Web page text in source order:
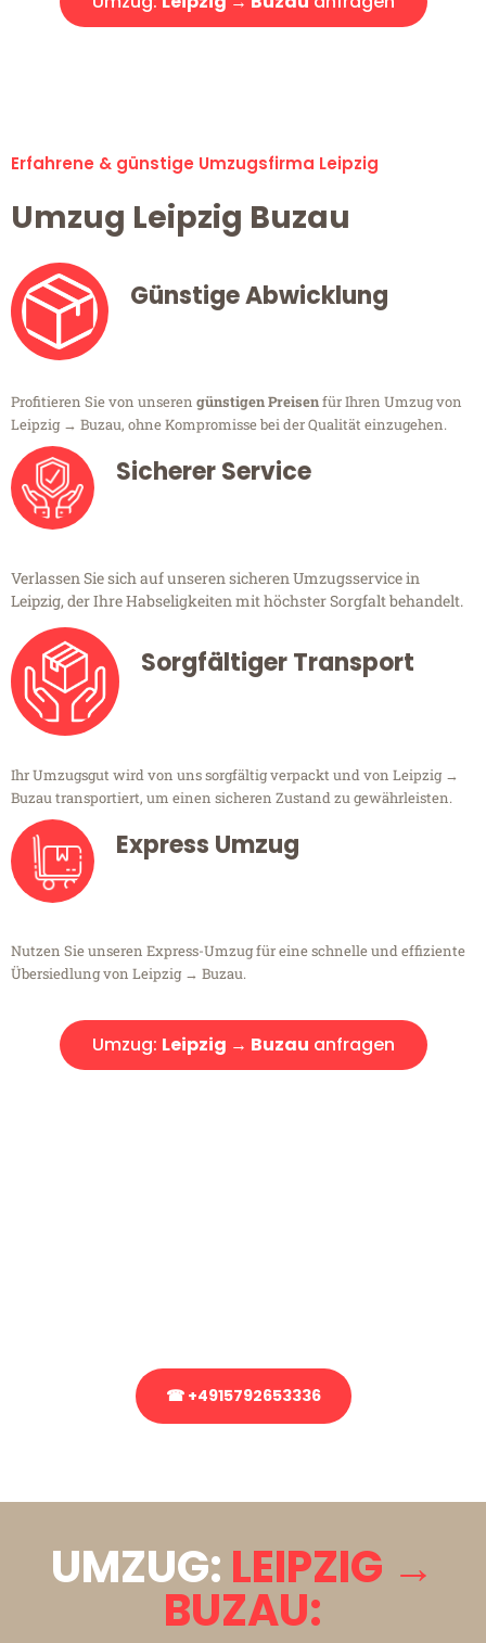
Erfahrene & günstige Umzugsfirma Leipzig
Umzug Leipzig Buzau
Günstige Abwicklung
Profitieren Sie von unseren günstigen Preisenfür Ihren Umzug von
Leipzig → Buzau, ohne Kompromisse bei der Qualität einzugehen.
Sicherer Service
Verlassen Sie sich auf unseren sicheren Umzugsservice in
Leipzig, der Ihre Habseligkeiten mit höchster Sorgfalt behandelt.
Sorgfältiger Transport
Ihr Umzugsgut wird von uns sorgfältig verpackt und von Leipzig →
Buzau transportiert, um einen sicheren Zustand zu gewährleisten.
Express Umzug
Nutzen Sie unseren Express-Umzug für eine schnelle und effiziente
Übersiedlung von Leipzig → Buzau.
Umzug: Leipzig → Buzau anfragen
☎ +4915792653336
UMZUG: LEIPZIG →
BUZAU: